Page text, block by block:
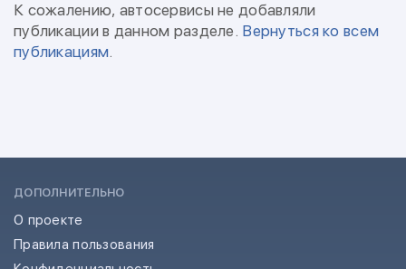
К сожалению, автосервисы не добавляли
публикации в данном разделе. Вернуться ко всем
публикациям.
ДОПОЛНИТЕЛЬНО
О проекте
Правила пользования